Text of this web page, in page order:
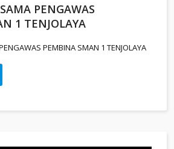
PENGAWAS
1 TENJOLAYA
PEMBINA SMAN 1 TENJOLAYA